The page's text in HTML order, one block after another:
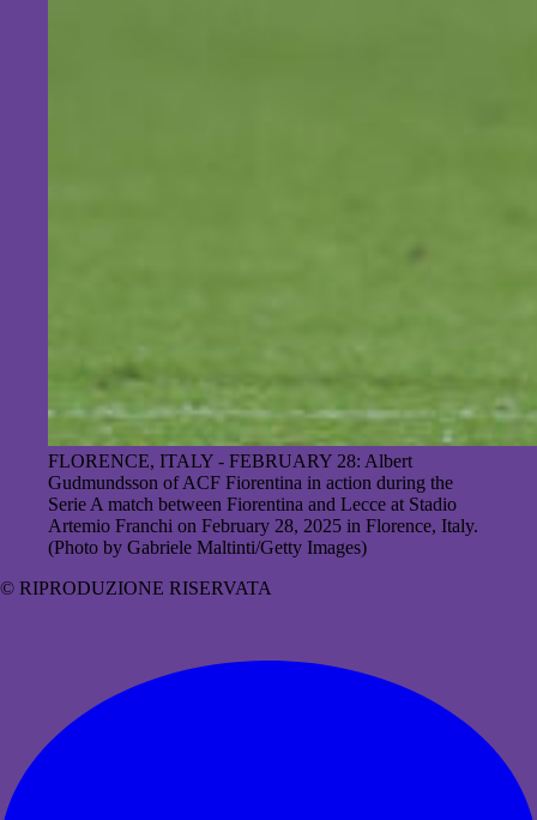
FLORENCE, ITALY - FEBRUARY 28: Albert
Gudmundsson of ACF Fiorentina in action during the
Serie A match between Fiorentina and Lecce at Stadio
Artemio Franchi on February 28, 2025 in Florence, Italy.
(Photo by Gabriele Maltinti/Getty Images)
© RIPRODUZIONE RISERVATA